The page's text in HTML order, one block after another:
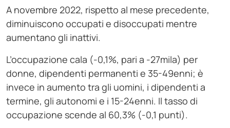
A novembre 2022, rispetto al mese precedente,
diminuiscono occupati e disoccupati mentre
aumentano gli inattivi.
L’occupazione cala (-0,1%, pari a -27mila) per
donne, dipendenti permanenti e 35-49enni; è
invece in aumento tra gli uomini, i dipendenti a
termine, gli autonomi e i 15-24enni. Il tasso di
occupazione scende al 60,3% (-0,1 punti).